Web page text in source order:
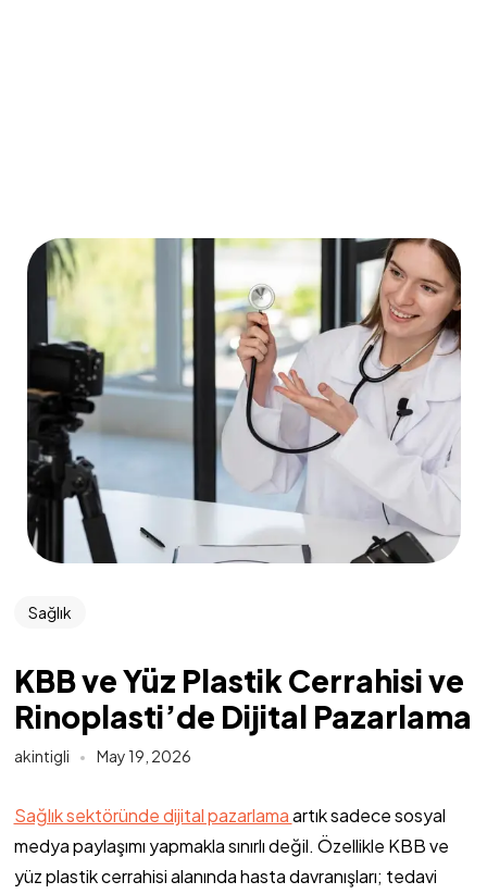
Sağlık
KBB ve Yüz Plastik Cerrahisi ve
Rinoplasti’de Dijital Pazarlama
akintigli May 19, 2026
Sağlık sektöründe dijital pazarlamaartık sadece sosyal
medya paylaşımı yapmakla sınırlı değil. Özellikle KBB ve
yüz plastik cerrahisi alanında hasta davranışları; tedavi